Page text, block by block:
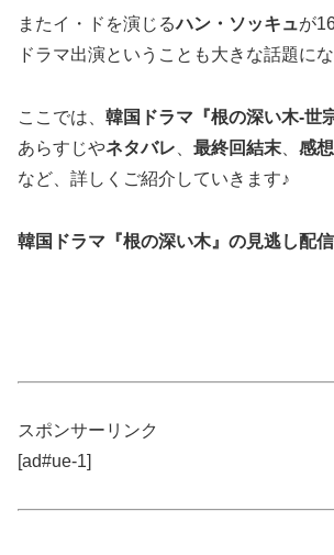
またイ・ドを演じるハン・ソッキュが
ドラマ出演ということも大きな話題にな
ここでは、 韓国ドラマ『根の深い木-世
あらすじやネタバレ 最終回結末 感想
など、詳しくご紹介していきます♪
韓国ドラマ『根の深い木』の見逃し配
スポンサーリンク
[ad#ue-1]